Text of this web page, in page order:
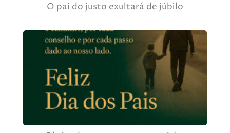
O pai do justo exultará de júbilo